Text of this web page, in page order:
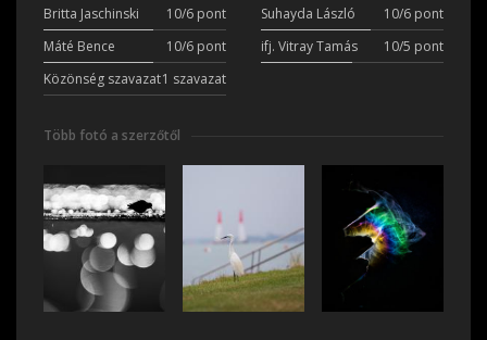
Britta Jaschinski
10/6 pont Suhayda László
10/6 pont
Máté Bence
10/6 pont ifj. Vitray Tamás
10/5 pont
Közönség szavazat1 szavazat
Több fotó a szerzőtől